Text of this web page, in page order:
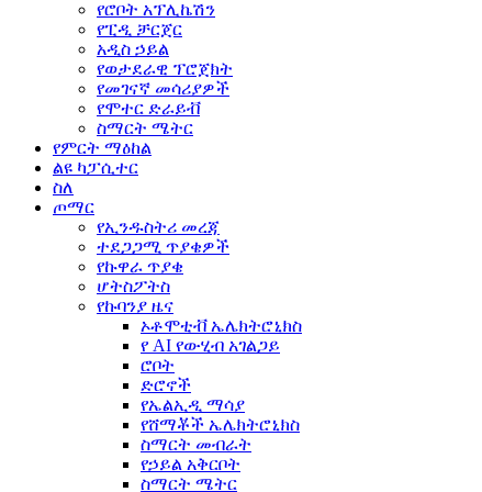
የሮቦት አፕሊኬሽን
የፒዲ ቻርጀር
አዲስ ኃይል
የወታደራዊ ፕሮጀክት
የመገናኛ መሳሪያዎች
የሞተር ድራይቭ
ስማርት ሜትር
የምርት ማዕከል
ልዩ ካፓሲተር
ስለ
ጦማር
የኢንዱስትሪ መረጃ
ተደጋጋሚ ጥያቄዎች
የኩዋራ ጥያቄ
ሆትስፖትስ
የኩባንያ ዜና
ኦቶሞቲቭ ኤሌክትሮኒክስ
የ AI የውሂብ አገልጋይ
ሮቦት
ድሮኖች
የኤልኢዲ ማሳያ
የሸማቾች ኤሌክትሮኒክስ
ስማርት መብራት
የኃይል አቅርቦት
ስማርት ሜትር